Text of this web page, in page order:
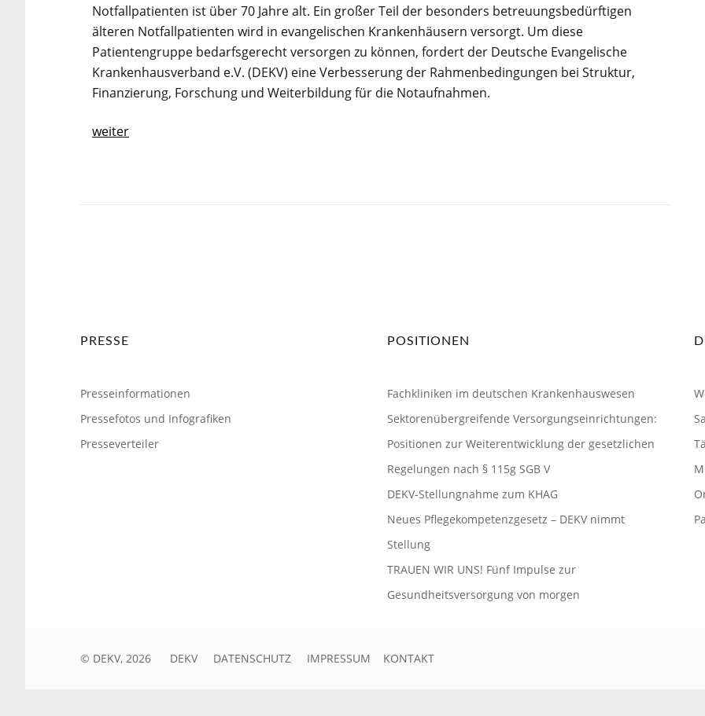
Notfallpatienten ist über 70 Jahre alt. Ein großer Teil der besonders betreuungsbedürftigen
älteren Notfallpatienten wird in evangelischen Krankenhäusern versorgt. Um diese
Patientengruppe bedarfsgerecht versorgen zu können, fordert der Deutsche Evangelische
Krankenhausverband e.V. (DEKV) eine Verbesserung der Rahmenbedingungen bei Struktur,
Finanzierung, Forschung und Weiterbildung für die Notaufnahmen.
weiter
PRESSE
Presseinformationen
Pressefotos und Infografiken
Presseverteiler
POSITIONEN
Fachkliniken im deutschen Krankenhauswesen
Sektorenübergreifende Versorgungseinrichtungen:
Positionen zur Weiterentwicklung der gesetzlichen
Regelungen nach § 115g SGB V
DEKV-Stellungnahme zum KHAG
Neues Pflegekompetenzgesetz – DEKV nimmt
Stellung
TRAUEN WIR UNS! Fünf Impulse zur
Gesundheitsversorgung von morgen
© DEKV, 2026 DEKV DATENSCHUTZ IMPRESSUM KONTAKT